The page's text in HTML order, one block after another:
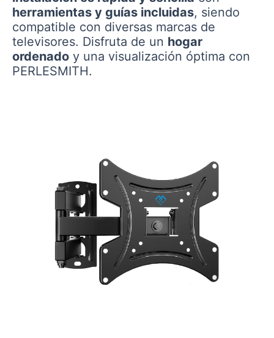
herramientas y guías incluidas, siendo
compatible con diversas marcas de
televisores. Disfruta de un hogar
ordenado y una visualización óptima con
PERLESMITH.